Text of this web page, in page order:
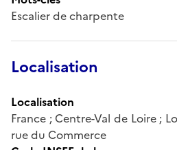
Escalier de charpente
Localisation
Localisation
France ; Centre-Val de Loire ;
rue du Commerce